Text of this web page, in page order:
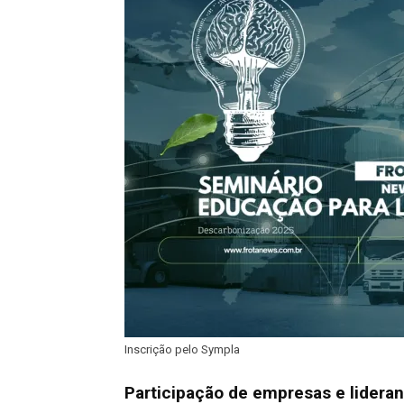
Inscrição pelo Sympla
Participação de empresas e